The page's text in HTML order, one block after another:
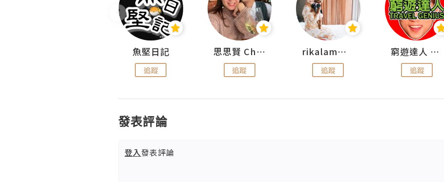
魚堅日記
追蹤
思思賢 ChillMyBabe
追蹤
rikalammm
追蹤
窮遊達人 Mr.TravelGenius
追蹤
發表評論
登入發表評論